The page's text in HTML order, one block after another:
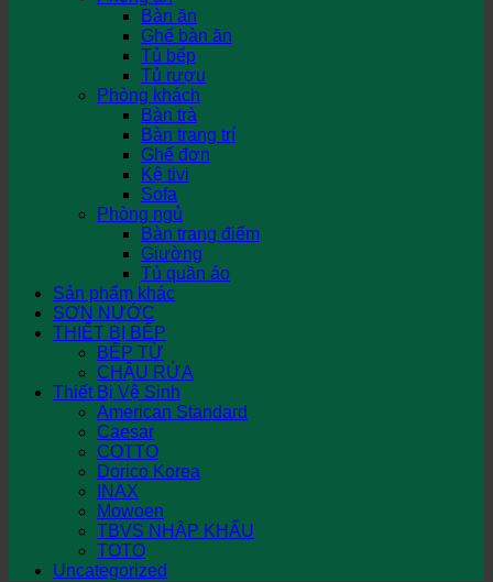
Bàn ăn
Ghế bàn ăn
Tủ bếp
Tủ rượu
Phòng khách
Bàn trà
Bàn trang trí
Ghế đơn
Kệ tivi
Sofa
Phòng ngủ
Bàn trang điểm
Giường
Tủ quần áo
Sản phẩm khác
SƠN NƯỚC
THIẾT BỊ BẾP
BẾP TỪ
CHẬU RỬA
Thiết Bị Vệ Sinh
American Standard
Caesar
COTTO
Dorico Korea
INAX
Mowoen
TBVS NHẬP KHẨU
TOTO
Uncategorized